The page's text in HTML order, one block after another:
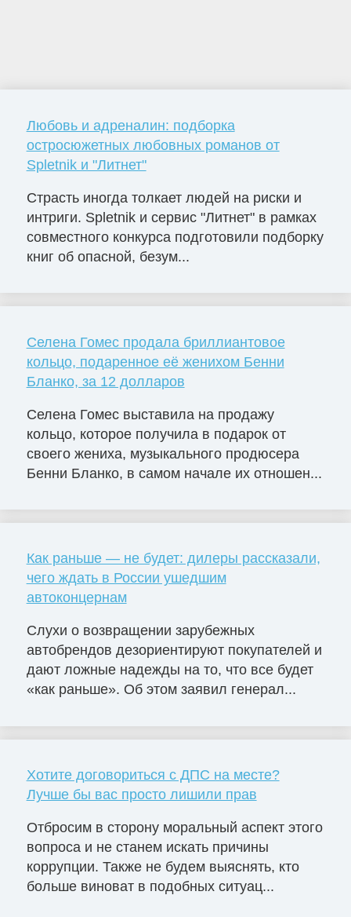
Любовь и адреналин: подборка
остросюжетных любовных романов от
Spletnik и "Литнет"
Страсть иногда толкает людей на риски и
интриги. Spletnik и сервис "Литнет" в рамках
совместного конкурса подготовили подборку
книг об опасной, безум...
Селена Гомес продала бриллиантовое
кольцо, подаренное её женихом Бенни
Бланко, за 12 долларов
Селена Гомес выставила на продажу
кольцо, которое получила в подарок от
своего жениха, музыкального продюсера
Бенни Бланко, в самом начале их отношен...
Как раньше — не будет: дилеры рассказали,
чего ждать в России ушедшим
автоконцернам
Слухи о возвращении зарубежных
автобрендов дезориентируют покупателей и
дают ложные надежды на то, что все будет
«как раньше». Об этом заявил генерал...
Хотите договориться с ДПС на месте?
Лучше бы вас просто лишили прав
Отбросим в сторону моральный аспект этого
вопроса и не станем искать причины
коррупции. Также не будем выяснять, кто
больше виноват в подобных ситуац...